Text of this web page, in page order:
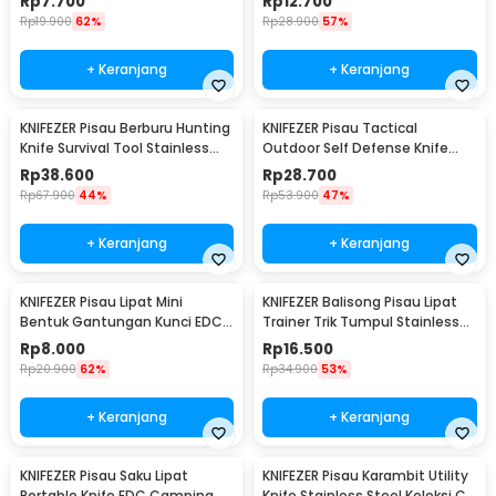
Kelengkapan Produk
Rincian yang Anda dapatkan untuk pembelian produk ini:
1 x KNIFEZER Pisau Lipat Butterfly Balisong Training Portable
Knife - C28
Rp19.900 62%
+ Keranjang
Rp28.900 57%
+ Keranjang
KNIFEZER Pisau Berburu Hunting
Knife Survival Tool Stainless
Steel - BUCK076
Rp38.600
Rp67.900 44%
+ Keranjang
KNIFEZER Pisau Tactical
Outdoor Self Defense Knife
Stainless Steel - D578M
Rp28.700
Rp53.900 47%
+ Keranjang
KNIFEZER Pisau Lipat Mini
Bentuk Gantungan Kunci EDC
Stainless Steel - MKE13
Rp8.000
Rp20.900 62%
+ Keranjang
KNIFEZER Balisong Pisau Lipat
Trainer Trik Tumpul Stainless
Steel - C27
Rp16.500
Rp34.900 53%
+ Keranjang
KNIFEZER Pisau Saku Lipat
KNIFEZER Pisau Karambit Utility